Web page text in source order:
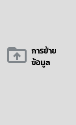
การย้าย
ข้อมูล